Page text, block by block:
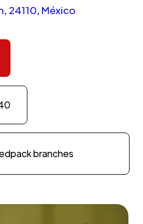
24110, México
branches